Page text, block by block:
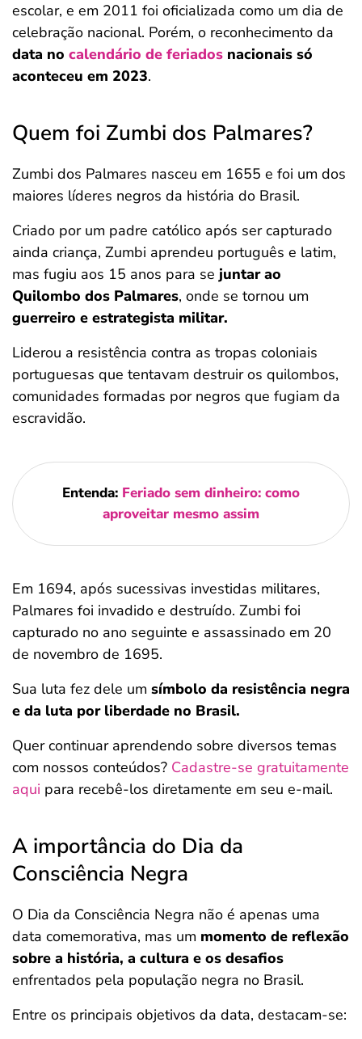
escolar, e em 2011 foi oficializada como um dia de
celebração nacional. Porém, o reconhecimento da
data no calendário de feriados nacionais só
aconteceu em 2023.
Quem foi Zumbi dos Palmares?
Zumbi dos Palmares nasceu em 1655 e foi um dos
maiores líderes negros da história do Brasil.
Criado por um padre católico após ser capturado
ainda criança, Zumbi aprendeu português e latim,
mas fugiu aos 15 anos para se juntar ao
Quilombo dos Palmares, onde se tornou um
guerreiro e estrategista militar.
Liderou a resistência contra as tropas coloniais
portuguesas que tentavam destruir os quilombos,
comunidades formadas por negros que fugiam da
escravidão.
Entenda: Feriado sem dinheiro: como
aproveitar mesmo assim
Em 1694, após sucessivas investidas militares,
Palmares foi invadido e destruído. Zumbi foi
capturado no ano seguinte e assassinado em 20
de novembro de 1695.
Sua luta fez dele um símbolo da resistência negra
e da luta por liberdade no Brasil.
Quer continuar aprendendo sobre diversos temas
com nossos conteúdos? Cadastre-se gratuitamente
aqui para recebê-los diretamente em seu e-mail.
A importância do Dia da
Consciência Negra
O Dia da Consciência Negra não é apenas uma
data comemorativa, mas um momento de reflexão
sobre a história, a cultura e os desafios
enfrentados pela população negra no Brasil.
Entre os principais objetivos da data, destacam-se: